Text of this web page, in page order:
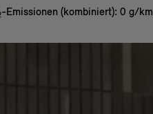
-Emissionen (kombiniert): 0 g/km